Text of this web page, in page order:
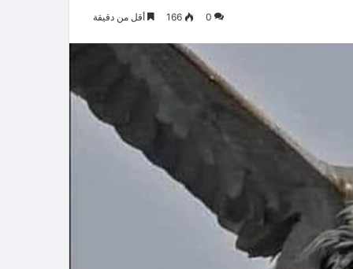
0
166 أقل من دقيقة